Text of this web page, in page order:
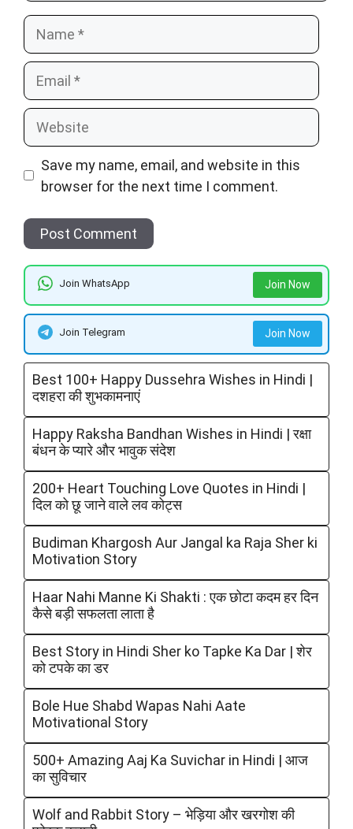
Name
Email
Website
Save my name, email, and website in this
browser for the next time I comment.
Join WhatsApp Join Now
Join Telegram Join Now
Best 100+ Happy Dussehra Wishes in Hindi |
दशहरा की शुभकामनाएं
Happy Raksha Bandhan Wishes in Hindi | रक्षा
बंधन के प्यारे और भावुक संदेश
200+ Heart Touching Love Quotes in Hindi |
दिल को छू जाने वाले लव कोट्स
Budiman Khargosh Aur Jangal ka Raja Sher ki
Motivation Story
Haar Nahi Manne Ki Shakti : एक छोटा कदम हर दिन
कैसे बड़ी सफलता लाता है
Best Story in Hindi Sher ko Tapke Ka Dar | शेर
को टपके का डर
Bole Hue Shabd Wapas Nahi Aate
Motivational Story
500+ Amazing Aaj Ka Suvichar in Hindi | आज
का सुविचार
Wolf and Rabbit Story – भेड़िया और खरगोश की